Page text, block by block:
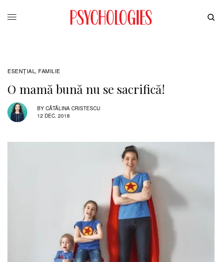
ESENȚIAL , FAMILIE
O mamă bună nu se sacrifică!
BY CĂTĂLINA CRISTESCU
12 DEC. 2018